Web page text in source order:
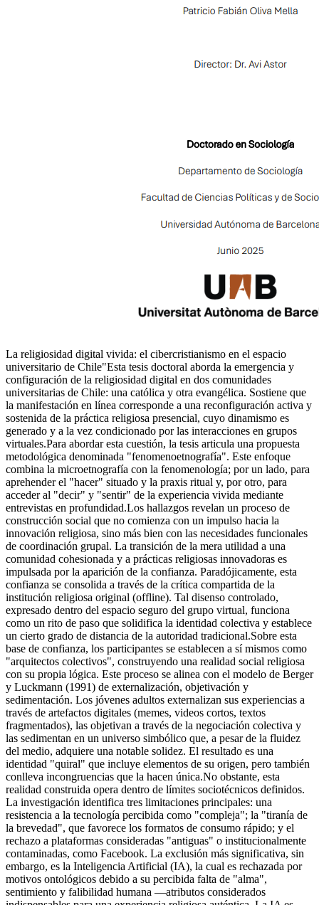
La religiosidad digital vivida: el cibercristianismo en el espacio
universitario de Chile"Esta tesis doctoral aborda la emergencia y
configuración de la religiosidad digital en dos comunidades
universitarias de Chile: una católica y otra evangélica. Sostiene que
la manifestación en línea corresponde a una reconfiguración activa y
sostenida de la práctica religiosa presencial, cuyo dinamismo es
generado y a la vez condicionado por las interacciones en grupos
virtuales.Para abordar esta cuestión, la tesis articula una propuesta
metodológica denominada "fenomenoetnografía". Este enfoque
combina la microetnografía con la fenomenología; por un lado, para
aprehender el "hacer" situado y la praxis ritual y, por otro, para
acceder al "decir" y "sentir" de la experiencia vivida mediante
entrevistas en profundidad.Los hallazgos revelan un proceso de
construcción social que no comienza con un impulso hacia la
innovación religiosa, sino más bien con las necesidades funcionales
de coordinación grupal. La transición de la mera utilidad a una
comunidad cohesionada y a prácticas religiosas innovadoras es
impulsada por la aparición de la confianza. Paradójicamente, esta
confianza se consolida a través de la crítica compartida de la
institución religiosa original (offline). Tal disenso controlado,
expresado dentro del espacio seguro del grupo virtual, funciona
como un rito de paso que solidifica la identidad colectiva y establece
un cierto grado de distancia de la autoridad tradicional.Sobre esta
base de confianza, los participantes se establecen a sí mismos como
"arquitectos colectivos", construyendo una realidad social religiosa
con su propia lógica. Este proceso se alinea con el modelo de Berger
y Luckmann (1991) de externalización, objetivación y
sedimentación. Los jóvenes adultos externalizan sus experiencias a
través de artefactos digitales (memes, videos cortos, textos
fragmentados), las objetivan a través de la negociación colectiva y
las sedimentan en un universo simbólico que, a pesar de la fluidez
del medio, adquiere una notable solidez. El resultado es una
identidad "quiral" que incluye elementos de su origen, pero también
conlleva incongruencias que la hacen única.No obstante, esta
realidad construida opera dentro de límites sociotécnicos definidos.
La investigación identifica tres limitaciones principales: una
resistencia a la tecnología percibida como "compleja"; la "tiranía de
la brevedad", que favorece los formatos de consumo rápido; y el
rechazo a plataformas consideradas "antiguas" o institucionalmente
contaminadas, como Facebook. La exclusión más significativa, sin
embargo, es la Inteligencia Artificial (IA), la cual es rechazada por
motivos ontológicos debido a su percibida falta de "alma",
sentimiento y falibilidad humana —atributos considerados